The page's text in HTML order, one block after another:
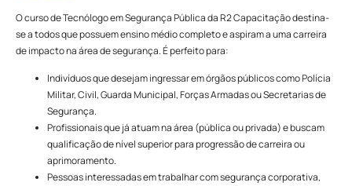
O curso de Tecnólogo em Segurança Pública da R2 Capacitação destina-
se a todos que possuem ensino médio completo e aspiram a uma carreira
de impacto na área de segurança. É perfeito para:
Indivíduos que desejam ingressar em órgãos públicos como Polícia
Militar, Civil, Guarda Municipal, Forças Armadas ou Secretarias de
Segurança.
Profissionais que já atuam na área (pública ou privada) e buscam
qualificação de nível superior para progressão de carreira ou
aprimoramento.
Pessoas interessadas em trabalhar com segurança corporativa,